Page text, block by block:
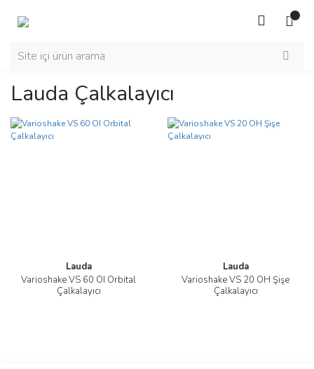
Lauda Çalkalayıcı
Lauda
Varioshake VS 60 OI Orbital
Çalkalayıcı
Lauda
Varioshake VS 20 OH Şişe
Çalkalayıcı